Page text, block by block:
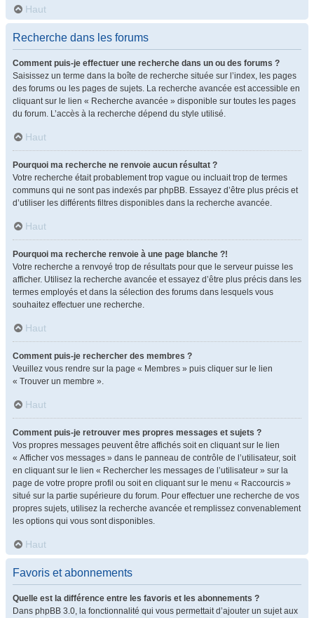
Haut
Recherche dans les forums
Comment puis-je effectuer une recherche dans un ou des forums ?
Saisissez un terme dans la boîte de recherche située sur l’index, les pages
des forums ou les pages de sujets. La recherche avancée est accessible en
cliquant sur le lien « Recherche avancée » disponible sur toutes les pages
du forum. L’accès à la recherche dépend du style utilisé.
Haut
Pourquoi ma recherche ne renvoie aucun résultat ?
Votre recherche était probablement trop vague ou incluait trop de termes
communs qui ne sont pas indexés par phpBB. Essayez d’être plus précis et
d’utiliser les différents filtres disponibles dans la recherche avancée.
Haut
Pourquoi ma recherche renvoie à une page blanche ?!
Votre recherche a renvoyé trop de résultats pour que le serveur puisse les
afficher. Utilisez la recherche avancée et essayez d’être plus précis dans les
termes employés et dans la sélection des forums dans lesquels vous
souhaitez effectuer une recherche.
Haut
Comment puis-je rechercher des membres ?
Veuillez vous rendre sur la page « Membres » puis cliquer sur le lien
« Trouver un membre ».
Haut
Comment puis-je retrouver mes propres messages et sujets ?
Vos propres messages peuvent être affichés soit en cliquant sur le lien
« Afficher vos messages » dans le panneau de contrôle de l’utilisateur, soit
en cliquant sur le lien « Rechercher les messages de l’utilisateur » sur la
page de votre propre profil ou soit en cliquant sur le menu « Raccourcis »
situé sur la partie supérieure du forum. Pour effectuer une recherche de vos
propres sujets, utilisez la recherche avancée et remplissez convenablement
les options qui vous sont disponibles.
Haut
Favoris et abonnements
Quelle est la différence entre les favoris et les abonnements ?
Dans phpBB 3.0, la fonctionnalité qui vous permettait d’ajouter un sujet aux